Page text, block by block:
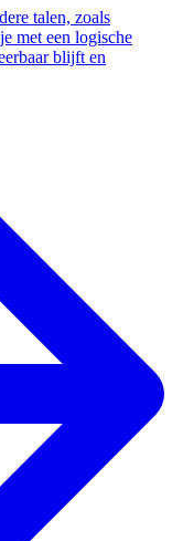
talen, zoals
met een logische
blijft en